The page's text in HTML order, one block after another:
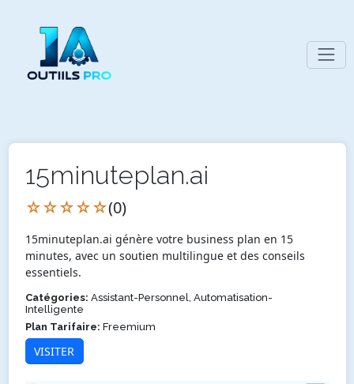
15minuteplan.ai
☆☆☆☆☆(0)
15minuteplan.ai génère votre business plan en 15
minutes, avec un soutien multilingue et des conseils
essentiels.
Catégories: Assistant-Personnel, Automatisation-
Intelligente
Plan Tarifaire: Freemium
VISITER